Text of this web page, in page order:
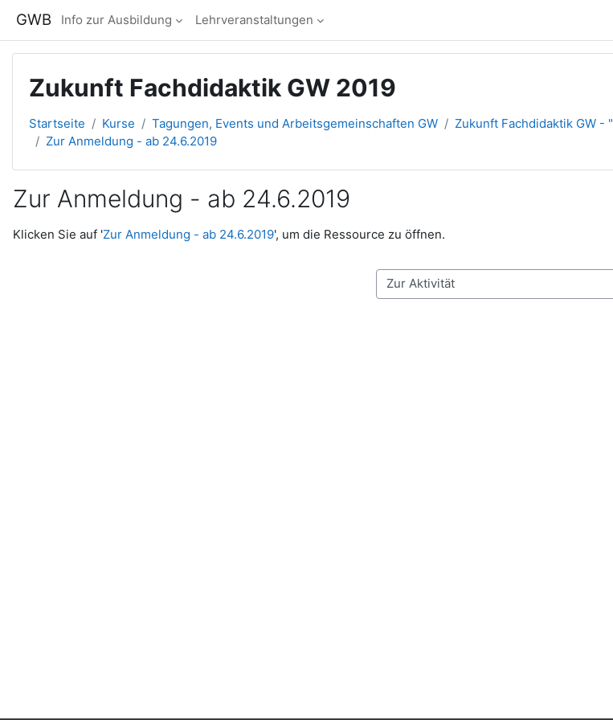
GWB Info zur Ausbildung Lehrveranstaltungen
Zukunft Fachdidaktik GW 2019
Startseite Kurse Tagungen, Events und Arbeitsgemeinschaften GW Zukunft Fachdidaktik GW -
Zur Anmeldung - ab 24.6.2019
Zur Anmeldung - ab 24.6.2019
Abschlussbedingungen
Klicken Sie auf 'Zur Anmeldung - ab 24.6.2019', um die Ressource zu öffnen.
Zur Aktivität